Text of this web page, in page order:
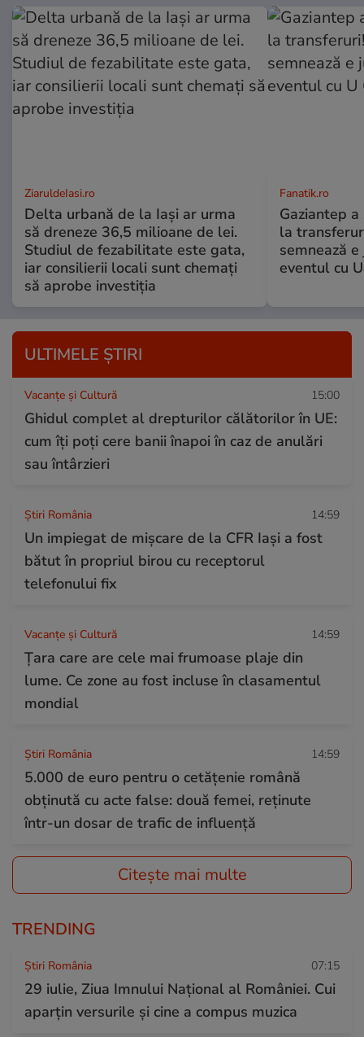
ZiaruldeIasi.ro
Delta urbană de la Iași ar urma
să dreneze 36,5 milioane de lei.
Studiul de fezabilitate este gata,
iar consilierii locali sunt chemați
să aprobe investiția
Fanatik.ro
Gaziantep
la
semnează
eventul cu
ULTIMELE ȘTIRI
Vacanțe și Cultură 15:00
Ghidul complet al drepturilor călătorilor în UE:
cum îți poți cere banii înapoi în caz de anulări
sau întârzieri
Știri România 14:59
Un impiegat de mișcare de la CFR Iași a fost
bătut în propriul birou cu receptorul
telefonului fix
Vacanțe și Cultură 14:59
Țara care are cele mai frumoase plaje din
lume. Ce zone au fost incluse în clasamentul
mondial
Știri România 14:59
5.000 de euro pentru o cetățenie română
obținută cu acte false: două femei, reținute
într-un dosar de trafic de influență
Citește mai multe
TRENDING
Știri România 07:15
29 iulie, Ziua Imnului Național al României. Cui
aparțin versurile și cine a compus muzica